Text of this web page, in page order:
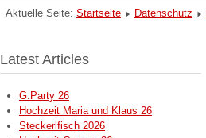
Aktuelle Seite: Startseite Datenschutz
Latest Articles
G.Party 26
Hochzeit Maria und Klaus 26
Steckerlfisch 2026